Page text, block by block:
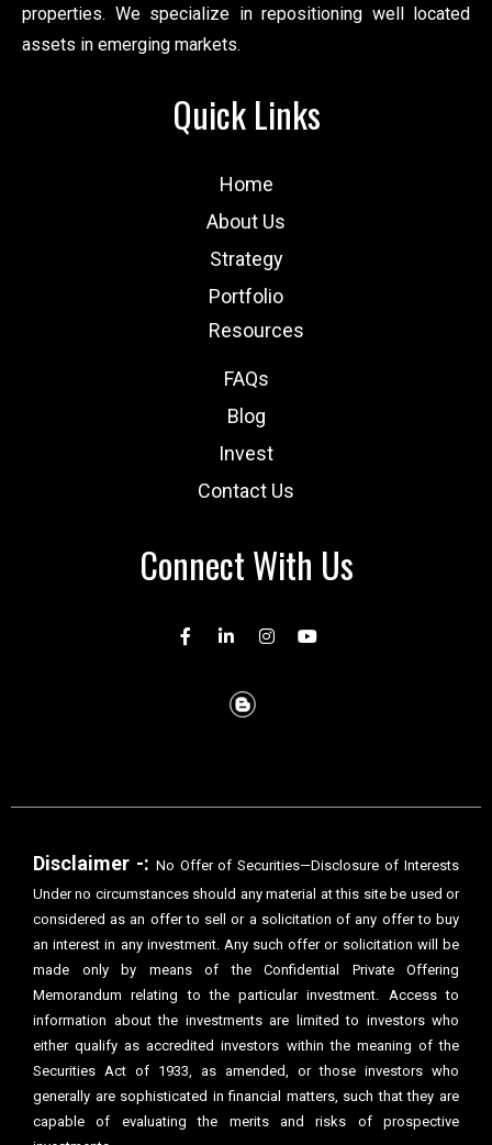
properties. We specialize in repositioning well located
assets in emerging markets.
Quick Links
Home
About Us
Strategy
Portfolio
Resources
FAQs
Blog
Invest
Contact Us
Connect With Us
Disclaimer -: No Offer of Securities—Disclosure of Interests
Under no circumstances should any material at this site be used or
considered as an offer to sell or a solicitation of any offer to buy
an interest in any investment. Any such offer or solicitation will be
made only by means of the Confidential Private Offering
Memorandum relating to the particular investment. Access to
information about the investments are limited to investors who
either qualify as accredited investors within the meaning of the
Securities Act of 1933, as amended, or those investors who
generally are sophisticated in financial matters, such that they are
capable of evaluating the merits and risks of prospective